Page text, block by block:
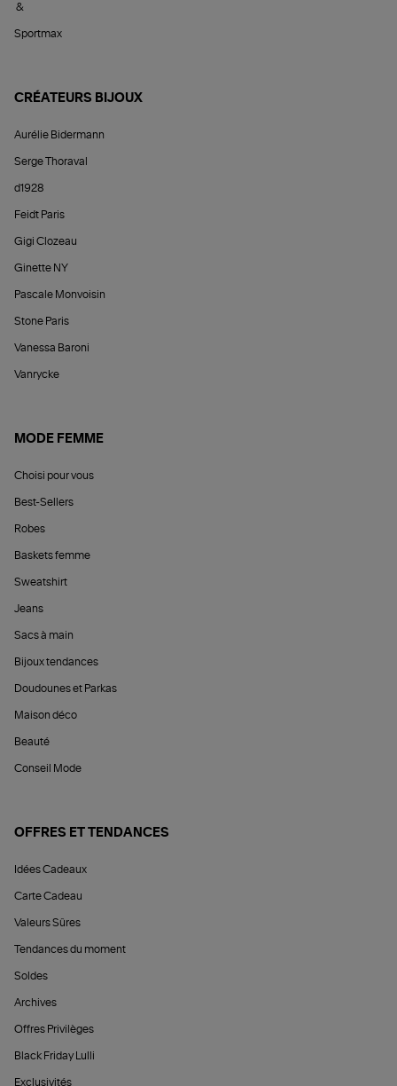
&
Sportmax
CRÉATEURS BIJOUX
Aurélie Bidermann
Serge Thoraval
d1928
Feidt Paris
Gigi Clozeau
Ginette NY
Pascale Monvoisin
Stone Paris
Vanessa Baroni
Vanrycke
MODE FEMME
Choisi pour vous
Best-Sellers
Robes
Baskets femme
Sweatshirt
Jeans
Sacs à main
Bijoux tendances
Doudounes et Parkas
Maison déco
Beauté
Conseil Mode
OFFRES ET TENDANCES
Idées Cadeaux
Carte Cadeau
Valeurs Sûres
Tendances du moment
Soldes
Archives
Offres Privilèges
Black Friday Lulli
Exclusivités